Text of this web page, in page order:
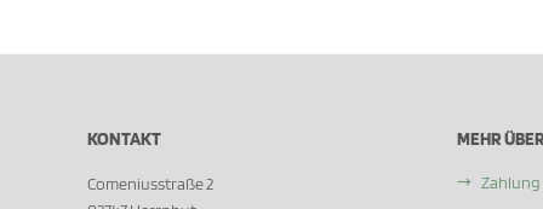
KONTAKT
Comeniusstraße 2
MEHR
Zahlung